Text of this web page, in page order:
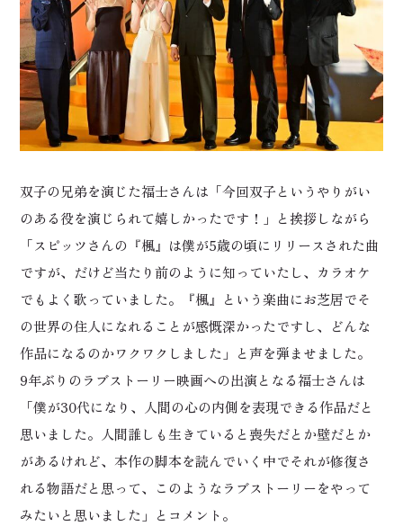
双子の兄弟を演じた福士さんは「今回双子というやりがい
のある役を演じられて嬉しかったです！」と挨拶しながら
「スピッツさんの『楓』は僕が5歳の頃にリリースされた曲
ですが、だけど当たり前のように知っていたし、カラオケ
でもよく歌っていました。『楓』という楽曲にお芝居でそ
の世界の住人になれることが感慨深かったですし、どんな
作品になるのかワクワクしました」と声を弾ませました。
9年ぶりのラブストーリー映画への出演となる福士さんは
「僕が30代になり、人間の心の内側を表現できる作品だと
思いました。人間誰しも生きていると喪失だとか壁だとか
があるけれど、本作の脚本を読んでいく中でそれが修復さ
れる物語だと思って、このようなラブストーリーをやって
みたいと思いました」とコメント。